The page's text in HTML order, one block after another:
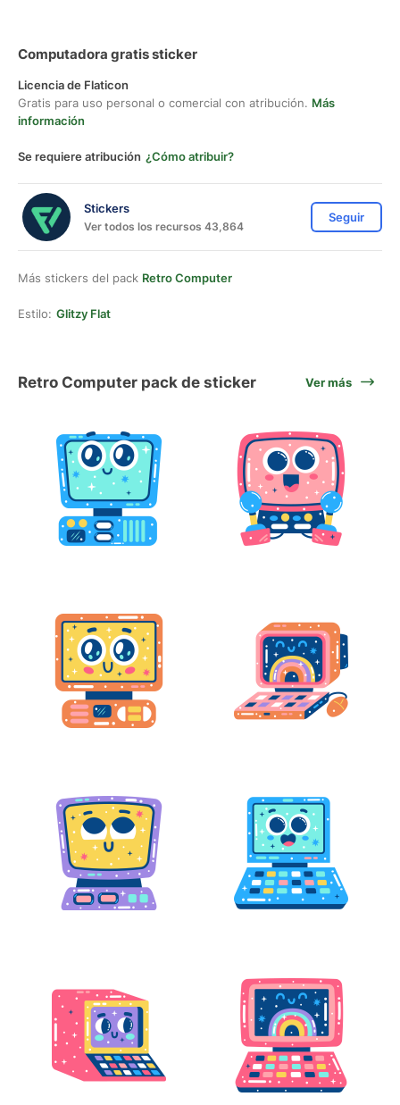
Computadora gratis sticker
Licencia de Flaticon
Gratis para uso personal o comercial con atribución. Más
información
Se requiere atribución ¿Cómo atribuir?
Stickers
Ver todos los recursos 43,864
Seguir
Más stickers del pack Retro Computer
Estilo: Glitzy Flat
Retro Computer pack de sticker Ver más